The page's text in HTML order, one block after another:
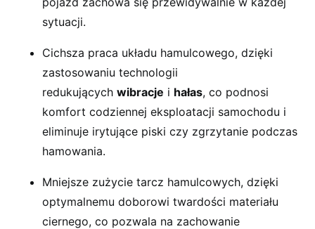
sytuacji.
Cichsza praca układu hamulcowego, dzięki
zastosowaniu technologii
redukujących wibracje i hałas, co podnosi
komfort codziennej eksploatacji samochodu i
eliminuje irytujące piski czy zgrzytanie podczas
hamowania.
Mniejsze zużycie tarcz hamulcowych, dzięki
optymalnemu doborowi twardości materiału
ciernego, co pozwala na zachowanie